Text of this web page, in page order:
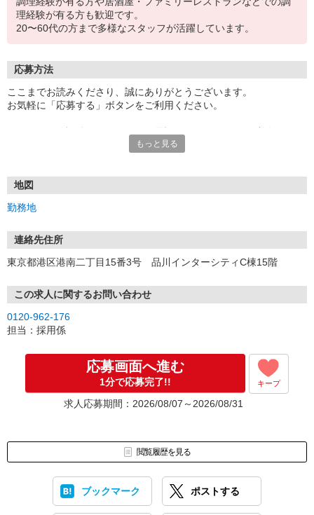
理経験が有る方も歓迎です。
20〜60代の方まで多様なスタッフが活躍しています。
応募方法
ここまでお読みくださり、誠にありがとうございます。
お気軽に「応募する」ボタンをご利用ください。
お電話の際は「イーアイデムを見た」と伝えるとスムーズです。
もっと見る
地図
勤務地
連絡先住所
東京都港区港南二丁目15番3号 品川インターシティC棟15階
この求人に関するお問い合わせ
0120-962-176
担当：採用係
応募画面へ進む
1分で応募完了!! キープ
求人応募期間：2026/08/07～2026/08/31
閲覧履歴を見る
ブックマーク ポストする